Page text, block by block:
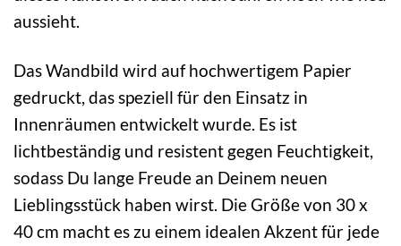
aussieht.
Das Wandbild wird auf hochwertigem Papier
gedruckt, das speziell für den Einsatz in
Innenräumen entwickelt wurde. Es ist
lichtbeständig und resistent gegen Feuchtigkeit,
sodass Du lange Freude an Deinem neuen
Lieblingsstück haben wirst. Die Größe von 30 x
40 cm macht es zu einem idealen Akzent für jede